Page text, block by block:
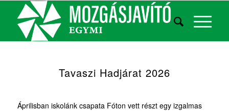
Tavaszi Hadjárat 2026
Áprilisban iskolánk csapata Fóton vett részt egy izgalmas